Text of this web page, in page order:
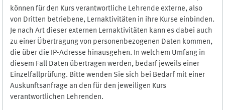
können für den Kurs verantwortliche Lehrende externe, also
von Dritten betriebene, Lernaktivitäten in ihre Kurse einbinden.
Je nach Art dieser externen Lernaktivitäten kann es dabei auch
zu einer Übertragung von personenbezogenen Daten kommen,
die über die IP-Adresse hinausgehen. In welchem Umfang in
diesem Fall Daten übertragen werden, bedarf jeweils einer
Einzelfallprüfung. Bitte wenden Sie sich bei Bedarf mit einer
Auskunftsanfrage an den für den jeweiligen Kurs
verantwortlichen Lehrenden.